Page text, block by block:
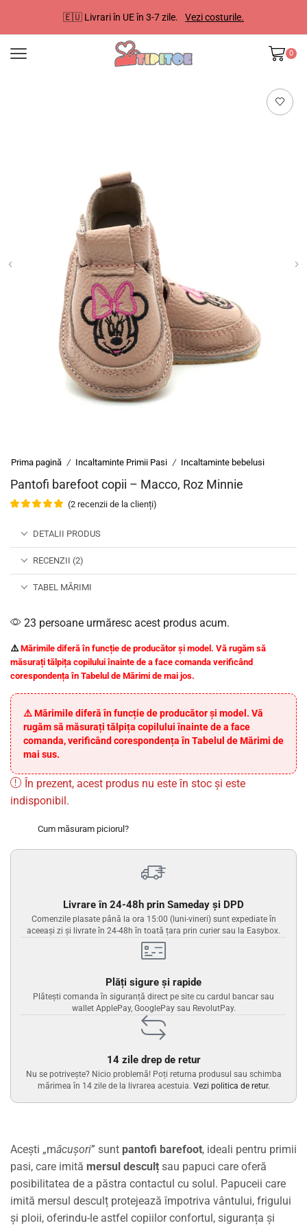
🇪🇺 Livrari în UE în 3-7 zile. Vezi costurile.
0
Prima pagină / Incaltaminte Primii Pasi / Incaltaminte bebelusi
Pantofi barefoot copii – Macco, Roz Minnie
(2 recenzii de la clienți)
DETALII PRODUS
RECENZII (2)
TABEL MĂRIMI
23 persoane urmăresc acest produs acum.
⚠️ Mărimile diferă în funcție de producător și model. Vă rugăm să
măsurați tălpița copilului înainte de a face comanda verificând
corespondența în Tabelul de Mărimi de mai jos.
⚠️ Mărimile diferă în funcție de producător și model. Vă
rugăm să măsurați tălpița copilului înainte de a face
comanda, verificând corespondența în Tabelul de Mărimi de
mai sus.
În prezent, acest produs nu este în stoc și este
indisponibil.
Cum măsuram piciorul?
Livrare în 24-48h prin Sameday și DPD
Comenzile plasate până la ora 15:00 (luni-vineri) sunt expediate în
aceeași zi și livrate în 24-48h în toată țara prin curier sau la Easybox.
Plăți sigure și rapide
Plătești comanda în siguranță direct pe site cu cardul bancar sau
wallet ApplePay, GooglePay sau RevolutPay.
14 zile drep de retur
Nu se potrivește? Nicio problemă! Poți returna produsul sau schimba
mărimea în 14 zile de la livrarea acestuia. Vezi politica de retur.
Acești „măcușori” sunt pantofi barefoot, ideali pentru primii
pasi, care imită mersul desculț sau papuci care oferă
posibilitatea de a păstra contactul cu solul. Papuceii care
imită mersul desculț protejează împotriva vântului, frigului
și ploii, oferindu-le astfel copiilor confortul, siguranța și